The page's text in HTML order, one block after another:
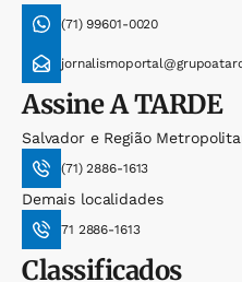
(71) 99601-0020
AssineA TARDE
Salvador e Região
(71) 2886-1613
Demais localidades
71 2886-1613
Classificados